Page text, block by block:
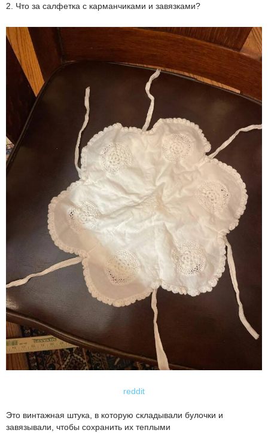
2. Что за салфетка с карманчиками и завязками?
reddit
Это винтажная штука, в которую складывали булочки и
завязывали, чтобы сохранить их теплыми